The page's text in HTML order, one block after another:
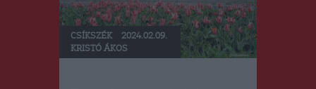
CSÍKSZÉK
2024.02.09.
KRISTÓ ÁKOS